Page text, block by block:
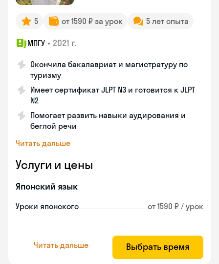
5 от 1590 ₽ за урок 5 лет опыта
МПГУ • 2021 г.
Окончила бакалавриат и магистратуру по
туризму
Имеет сертификат JLPT N3 и готовится к JLPT
N2
Помогает развить навыки аудирования и
беглой речи
Читать дальше
Услуги и цены
Японский язык
Уроки японского от 1590 ₽ / урок
Читать дальше Выбрать время